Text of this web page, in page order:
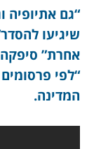
“גם אתיופיה
שיגיעו
אחרת” סיפקה
“לפי
המדינה.